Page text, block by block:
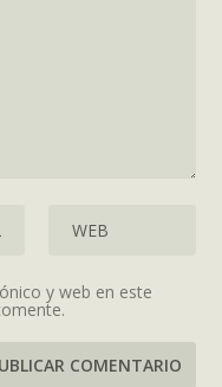
y web en este